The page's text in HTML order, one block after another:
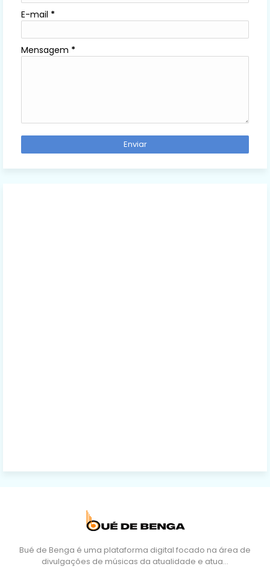
E-mail *
Mensagem *
Bué de Benga é uma plataforma digital focado na área de
divulgações de músicas da atualidade e atua…